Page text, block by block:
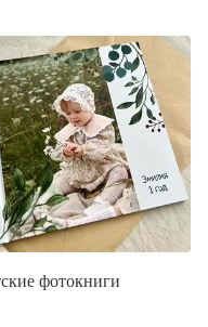
фотокниги